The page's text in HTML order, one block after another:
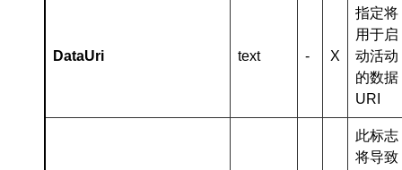
DataUri text - X
指定将
用于启
动活动
的数据
URI
此标志
将导致